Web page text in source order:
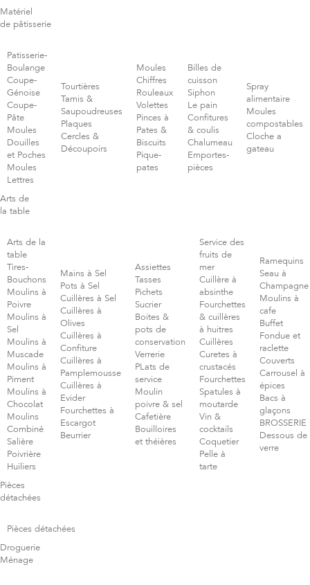
Matériel
de pâtisserie
Patisserie-
Boulange
Coupe-
Génoise
Coupe-
Pâte
Moules
Douilles
et Poches
Moules
Lettres
Tourtières
Tamis &
Saupoudreuses
Plaques
Cercles &
Découpoirs
Moules
Chiffres
Rouleaux
Volettes
Pinces à
Pates &
Biscuits
Pique-
pates
Billes de
cuisson
Siphon
Le pain
Confitures
& coulis
Chalumeau
Emportes-
pièces
Spray
alimentaire
Moules
compostables
Cloche a
gateau
Arts de
la table
Arts de la
table
Tires-
Bouchons
Moulins à
Poivre
Moulins à
Sel
Moulins à
Muscade
Moulins à
Piment
Moulins à
Chocolat
Moulins
Combiné
Salière
Poivrière
Huiliers
Mains à Sel
Pots à Sel
Cuillères à Sel
Cuillères à
Olives
Cuillères à
Confiture
Cuillères à
Pamplemousse
Cuillères à
Evider
Fourchettes à
Escargot
Beurrier
Assiettes
Tasses
Pichets
Sucrier
Boites &
pots de
conservation
Verrerie
PLats de
service
Moulin
poivre & sel
Cafetière
Bouilloires
et théières
Service des
fruits de
mer
Cuillère à
absinthe
Fourchettes
& cuillères
à huitres
Cuillères
Curetes à
crustacés
Fourchettes
Spatules à
moutarde
Vin &
cocktails
Coquetier
Pelle à
tarte
Ramequins
Seau à
Champagne
Moulins à
cafe
Buffet
Fondue et
raclette
Couverts
Carrousel à
épices
Bacs à
glaçons
BROSSERIE
Dessous de
verre
Pièces
détachées
Pièces détachées
Droguerie
Ménage